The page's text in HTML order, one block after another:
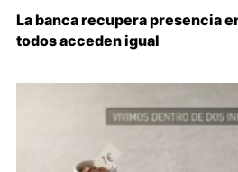
La banca recupera presencia
todos acceden igual